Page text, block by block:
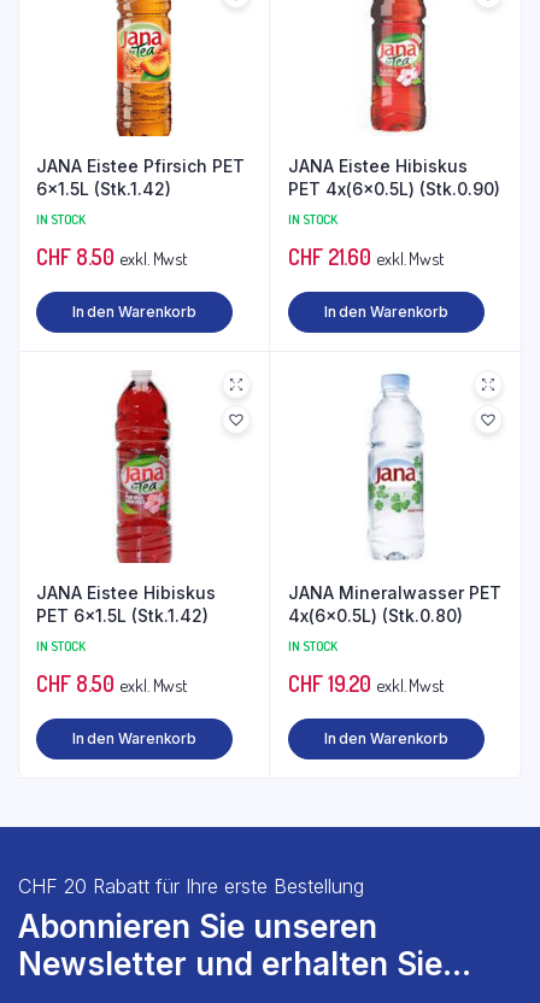
JANA Eistee Pfirsich PET
6×1.5L (Stk.1.42)
IN STOCK
CHF8.50 exkl. Mwst
In den Warenkorb
JANA Eistee Hibiskus
PET 4x(6×0.5L) (Stk.0.90)
IN STOCK
CHF21.60 exkl. Mwst
In den Warenkorb
JANA Eistee Hibiskus
PET 6×1.5L (Stk.1.42)
IN STOCK
CHF8.50 exkl. Mwst
In den Warenkorb
JANA Mineralwasser PET
4x(6×0.5L) (Stk.0.80)
IN STOCK
CHF19.20 exkl. Mwst
In den Warenkorb
CHF 20 Rabatt für Ihre erste Bestellung
Abonnieren Sie unseren
Newsletter und erhalten Sie...